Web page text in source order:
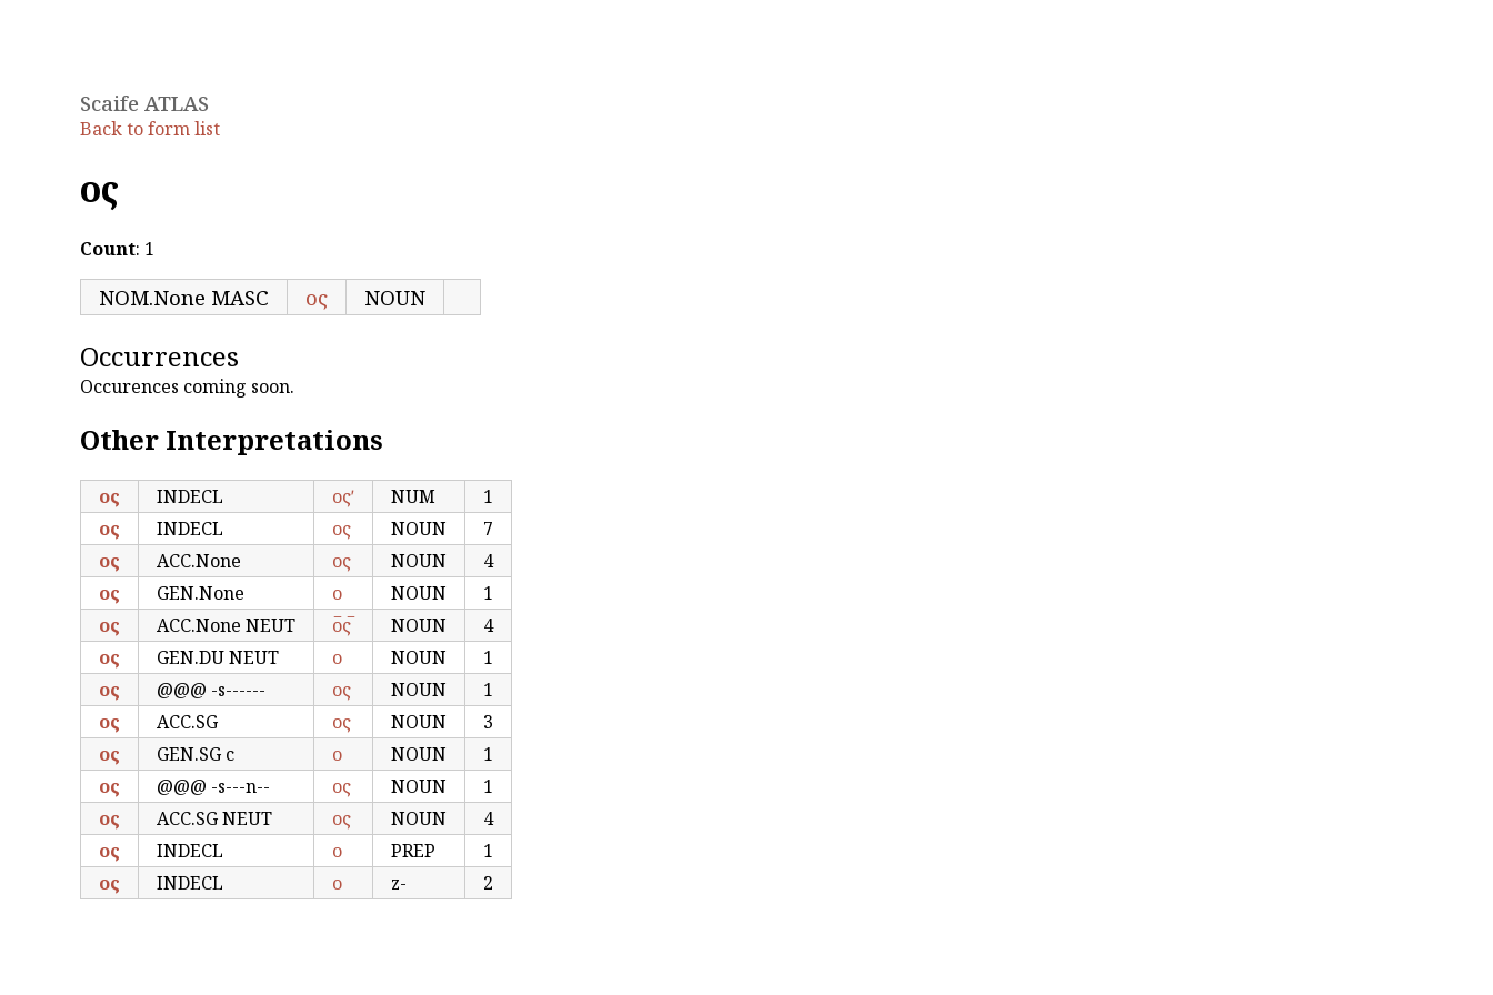
Scaife ATLAS
Back to form list
ος
Count: 1
NOM.None MASC ος NOUN
Occurrences
Occurences coming soon.
Other Interpretations
ος INDECL οςʹ NUM
1
ος
INDECL ος NOUN
7
ος
ACC.None ος NOUN
4
ος
GEN.None ο NOUN
1
ος
ACC.None NEUT ο̅ς̅ NOUN
4
ος
GEN.DU NEUT ο NOUN
1
ος
@@@ -s------ ος NOUN
1
ος
ACC.SG ος NOUN
3
ος
GEN.SG c ο NOUN
1
ος
@@@ -s---n-- ος NOUN
1
ος
ACC.SG NEUT ος NOUN
4
ος
INDECL ο PREP
1
ος
INDECL ο z- 2